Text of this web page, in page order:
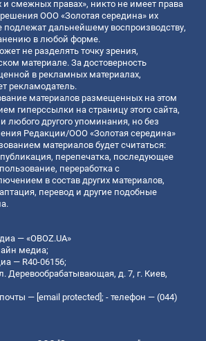
и смежных правах», никто не имеет права
ООО «Золотая середина» их
подлежат дальнейшему воспроизводству,
в любой форме.
не разделять точку зрения,
материале. За достоверность
в рекламных материалах,
рекламодатель.
материалов размещенных на этом
гиперссылки на страницу этого сайта,
любого другого упоминания, но без
Редакции/ООО «Золотая середина»
материалов будет считаться:
перепечатка, последующее
переработка с
в состав других материалов,
перевод и другие подобные
— «OBOZ.UA»
медиа;
— R40-06156;
Деревообрабатывающая, д. 7, г. Киев,
— [email protected]; - телефон — (044)